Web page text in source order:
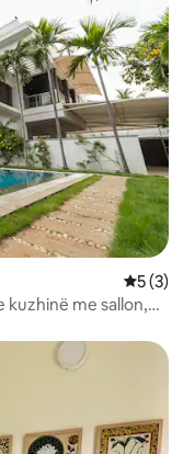
5 (3)
kuzhinë me sallon,